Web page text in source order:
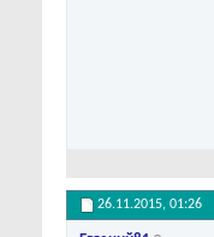
26.11.2015, 01:26